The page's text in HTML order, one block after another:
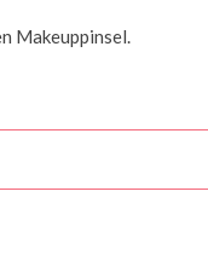
Makeuppinsel.